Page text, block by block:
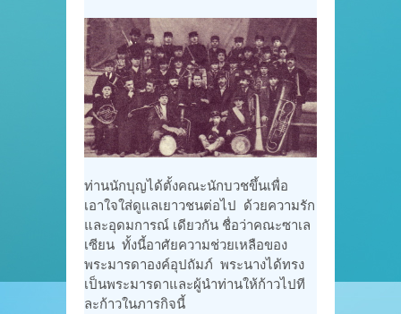
ท่านนักบุญได้ตั้งคณะนักบวชขึ้นเพื่อ
เอาใจใส่ดูแลเยาวชนต่อไป ด้วยความรัก
และอุดมการณ์ เดียวกัน ชื่อว่าคณะซาเล
เซียน ทั้งนี้อาศัยความช่วยเหลือของ
พระมารดาองค์อุปถัมภ์ พระนางได้ทรง
เป็นพระมารดาและผู้นำท่านให้ก้าวไปที
ละก้าวในภารกิจนี้